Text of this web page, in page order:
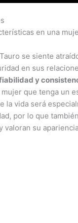
en una
se siente
en sus
y
que tenga un
la vida será
por lo que
valoran su